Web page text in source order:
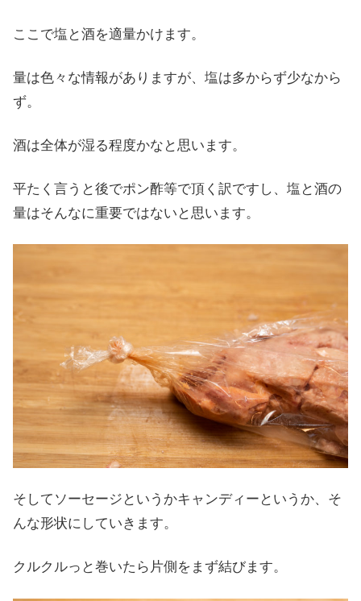
ここで塩と酒を適量かけます。
量は色々な情報がありますが、塩は多からず少なから
ず。
酒は全体が湿る程度かなと思います。
平たく言うと後でポン酢等で頂く訳ですし、塩と酒の
量はそんなに重要ではないと思います。
そしてソーセージというかキャンディーというか、そ
んな形状にしていきます。
クルクルっと巻いたら片側をまず結びます。